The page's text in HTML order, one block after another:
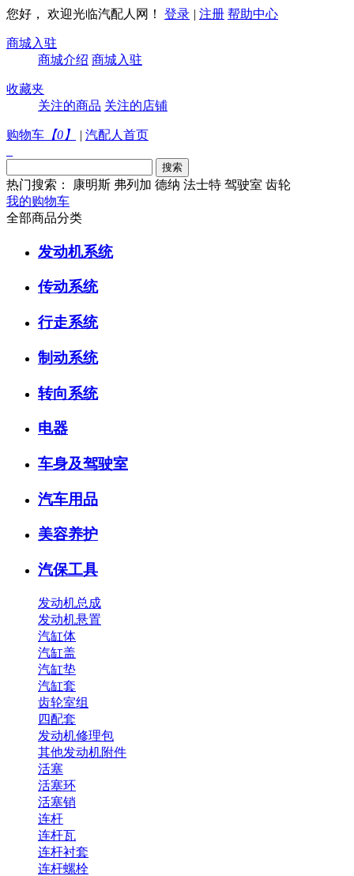
您好， 欢迎光临汽配人网！ 登录 | 注册 帮助中心
商城入驻
商城介绍 商城入驻
收藏夹
关注的商品 关注的店铺
购物车 【0 】 | 汽配人首页
热门搜索： 康明斯 弗列加 德纳 法士特 驾驶室 齿轮
我的购物车
全部商品分类
发动机系统
传动系统
行走系统
制动系统
转向系统
电器
车身及驾驶室
汽车用品
美容养护
汽保工具
发动机总成
发动机悬置
汽缸体
汽缸盖
汽缸垫
汽缸套
齿轮室组
四配套
发动机修理包
其他发动机附件
活塞
活塞环
活塞销
连杆
连杆瓦
连杆衬套
连杆螺栓